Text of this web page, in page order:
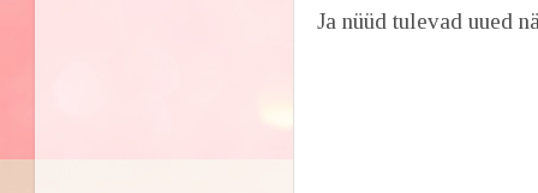
Ja nüüd tulevad uued